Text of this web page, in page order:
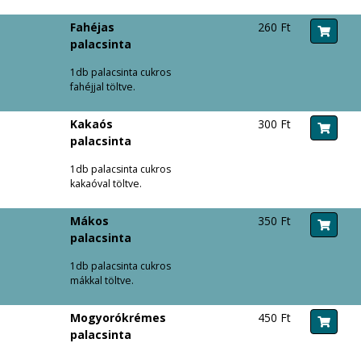
Fahéjas
palacsinta
1db palacsinta cukros
fahéjjal töltve.
260 Ft
Kakaós
palacsinta
1db palacsinta cukros
kakaóval töltve.
300 Ft
Mákos
palacsinta
1db palacsinta cukros
mákkal töltve.
350 Ft
Mogyorókrémes
palacsinta
450 Ft